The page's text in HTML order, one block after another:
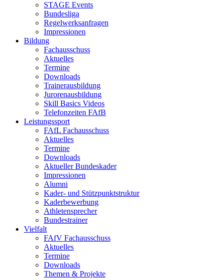
STAGE Events
Bundesliga
Regelwerksanfragen
Impressionen
Bildung
Fachausschuss
Aktuelles
Termine
Downloads
Trainerausbildung
Jurorenausbildung
Skill Basics Videos
Telefonzeiten FAfB
Leistungssport
FAfL Fachausschuss
Aktuelles
Termine
Downloads
Aktueller Bundeskader
Impressionen
Alumni
Kader- und Stützpunktstruktur
Kaderbewerbung
Athletensprecher
Bundestrainer
Vielfalt
FAfV Fachausschuss
Aktuelles
Termine
Downloads
Themen & Projekte